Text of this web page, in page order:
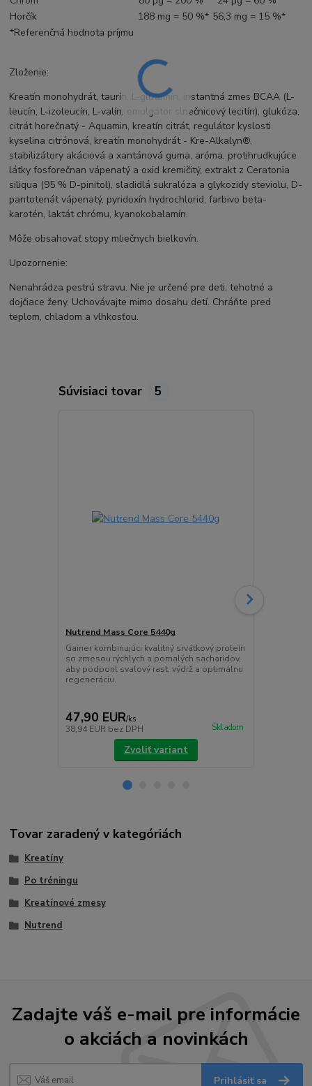
Horčík
188 mg = 50 %* 56,3 mg = 15 %*
*Referenčná hodnota príjmu
Zloženie:
Kreatín monohydrát, taurín, L-glutamín, instantná zmes BCAA (L-
leucín, L-izoleucín, L-valín, emulgátor slnečnicový lecitín), glukóza,
citrát horečnatý - Aquamin, kreatín citrát, regulátor kyslosti
kyselina citrónová, kreatín monohydrát - Kre-Alkalyn®,
stabilizátory akáciová a xantánová guma, aróma, protihrudkujúce
látky fosforečnan vápenatý a oxid kremičitý, extrakt z Ceratonia
siliqua (95 % D-pinitol), sladidlá sukralóza a glykozidy steviolu, D-
pantotenát vápenatý, pyridoxín hydrochlorid, farbivo beta-
karotén, laktát chrómu, kyanokobalamín.
Môže obsahovať stopy mliečnych bielkovín.
Upozornenie:
Nenahrádza pestrú stravu. Nie je určené pre deti, tehotné a
dojčiace ženy. Uchovávajte mimo dosahu detí. Chráňte pred
teplom, chladom a vlhkosťou.
Súvisiaci tovar 5
Nutrend Mass Core 5440g
Gainer kombinujúci kvalitný srvátkový proteín
so zmesou rýchlych a pomalých sacharidov,
aby podporil svalový rast, výdrž a optimálnu
regeneráciu.
47,90 EUR/ks
38,94 EUR bez DPH Skladom
Zvoliť variant
Tovar zaradený v kategóriách
Kreatíny
Po tréningu
Kreatínové zmesy
Nutrend
Zadajte váš e-mail pre informácie
o akciách a novinkách
Prihlásiť sa